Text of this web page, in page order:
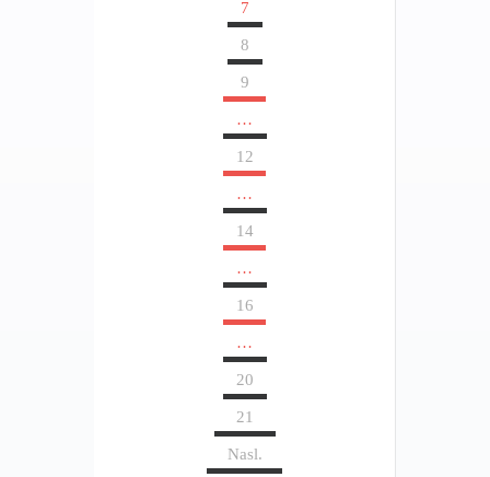
7
8
9
…
12
…
14
…
16
…
20
21
Nasl.